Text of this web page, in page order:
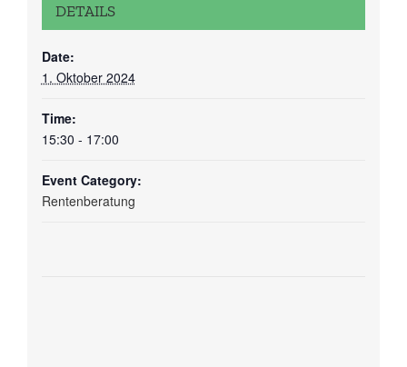
DETAILS
Date:
1. Oktober 2024
Time:
15:30 - 17:00
Event Category:
Rentenberatung